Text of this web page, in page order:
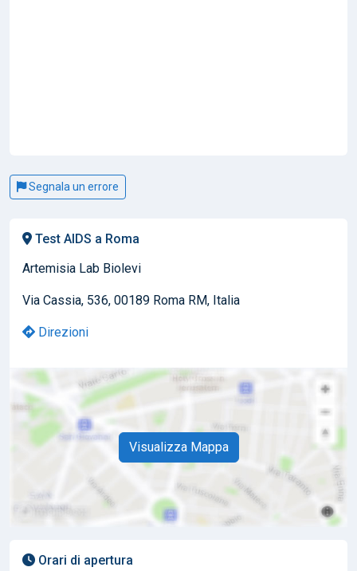
Segnala un errore
Test AIDS a Roma
Artemisia Lab Biolevi
Via Cassia, 536, 00189 Roma RM, Italia
Direzioni
Visualizza Mappa
Orari di apertura